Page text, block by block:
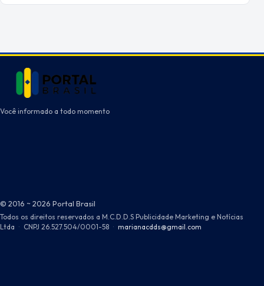
Você informado a todo momento
© 2016 ~ 2026 Portal Brasil
Todos os direitos reservados a M.C.D.D.S Publicidade Marketing e Notícias
Ltda · CNPJ 26.527.504/0001-58 · marianacdds@gmail.com